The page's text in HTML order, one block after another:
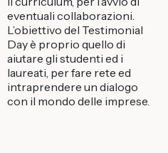
eventuali collaborazioni.
L’obiettivo del Testimonial
Day è proprio quello di
aiutare gli studenti ed i
laureati, per fare rete ed
intraprendere un dialogo
con il mondo delle imprese.